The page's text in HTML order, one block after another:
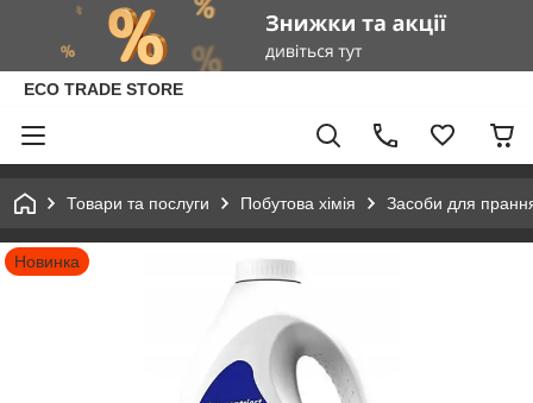
ECO TRADE STORE
Товари та послуги Побутова хімія Засоби для
Новинка